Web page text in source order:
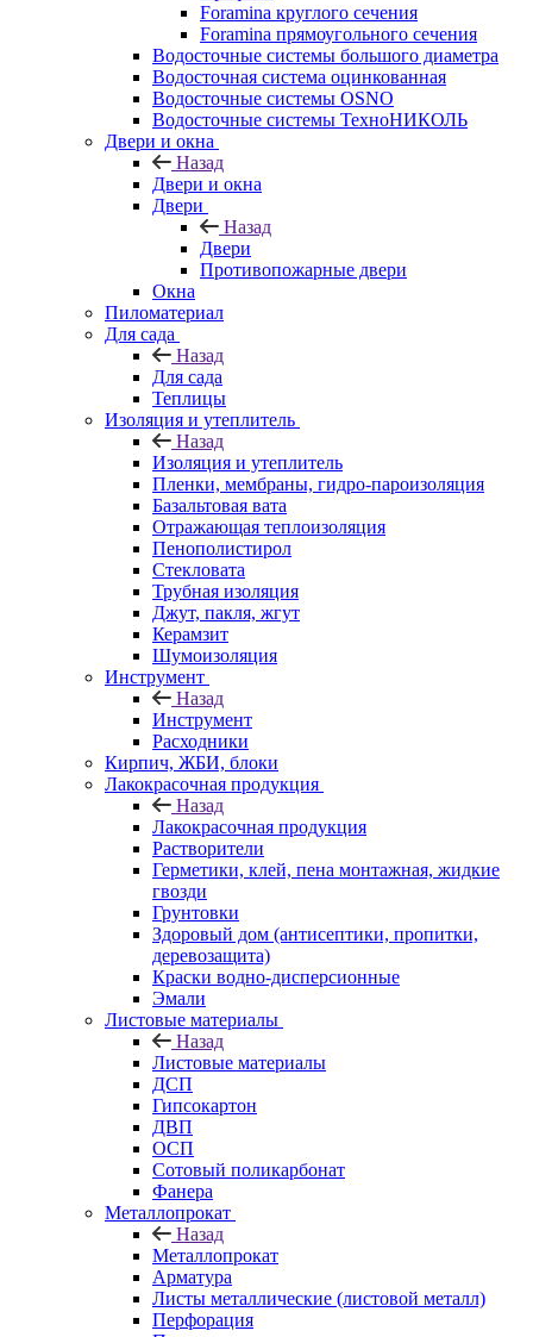
Foramina круглого сечения
Foramina прямоугольного сечения
Водосточные системы большого диаметра
Водосточная система оцинкованная
Водосточные системы OSNO
Водосточные системы ТехноНИКОЛЬ
Двери и окна
Назад
Двери и окна
Двери
Назад
Двери
Противопожарные двери
Окна
Пиломатериал
Для сада
Назад
Для сада
Теплицы
Изоляция и утеплитель
Назад
Изоляция и утеплитель
Пленки, мембраны, гидро-пароизоляция
Базальтовая вата
Отражающая теплоизоляция
Пенополистирол
Стекловата
Трубная изоляция
Джут, пакля, жгут
Керамзит
Шумоизоляция
Инструмент
Назад
Инструмент
Расходники
Кирпич, ЖБИ, блоки
Лакокрасочная продукция
Назад
Лакокрасочная продукция
Растворители
Герметики, клей, пена монтажная, жидкие
гвозди
Грунтовки
Здоровый дом (антисептики, пропитки,
деревозащита)
Краски водно-дисперсионные
Эмали
Листовые материалы
Назад
Листовые материалы
ДСП
Гипсокартон
ДВП
ОСП
Сотовый поликарбонат
Фанера
Металлопрокат
Назад
Металлопрокат
Арматура
Листы металлические (листовой металл)
Перфорация